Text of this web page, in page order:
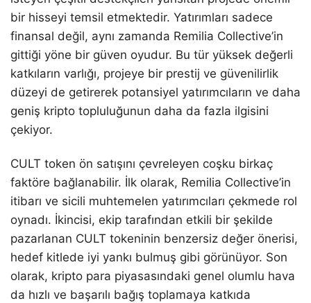
bir hisseyi temsil etmektedir. Yatırımları sadece
finansal değil, aynı zamanda Remilia Collective’in
gittiği yöne bir güven oyudur. Bu tür yüksek değerli
katkıların varlığı, projeye bir prestij ve güvenilirlik
düzeyi de getirerek potansiyel yatırımcıların ve daha
geniş kripto topluluğunun daha da fazla ilgisini
çekiyor.
CULT token ön satışını çevreleyen coşku birkaç
faktöre bağlanabilir. İlk olarak, Remilia Collective’in
itibarı ve sicili muhtemelen yatırımcıları çekmede rol
oynadı. İkincisi, ekip tarafından etkili bir şekilde
pazarlanan CULT tokeninin benzersiz değer önerisi,
hedef kitlede iyi yankı bulmuş gibi görünüyor. Son
olarak, kripto para piyasasındaki genel olumlu hava
da hızlı ve başarılı bağış toplamaya katkıda